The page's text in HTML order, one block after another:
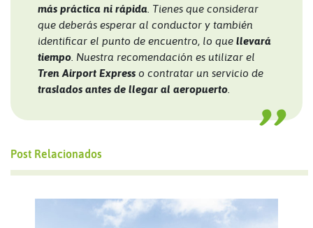
más práctica ni rápida . Tienes que considerar
que deberás esperar al conductor y también
identificar el punto de encuentro, lo que llevará
tiempo . Nuestra recomendación es utilizar el
Tren Airport Express o contratar un servicio de
traslados antes de llegar al aeropuerto
Post Relacionados